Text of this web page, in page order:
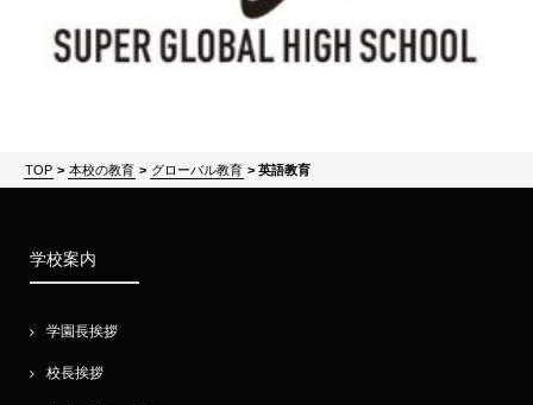
TOP > 本校の教育 > グローバル教育 > 英語教育
学校案内
学園長挨拶
校長挨拶